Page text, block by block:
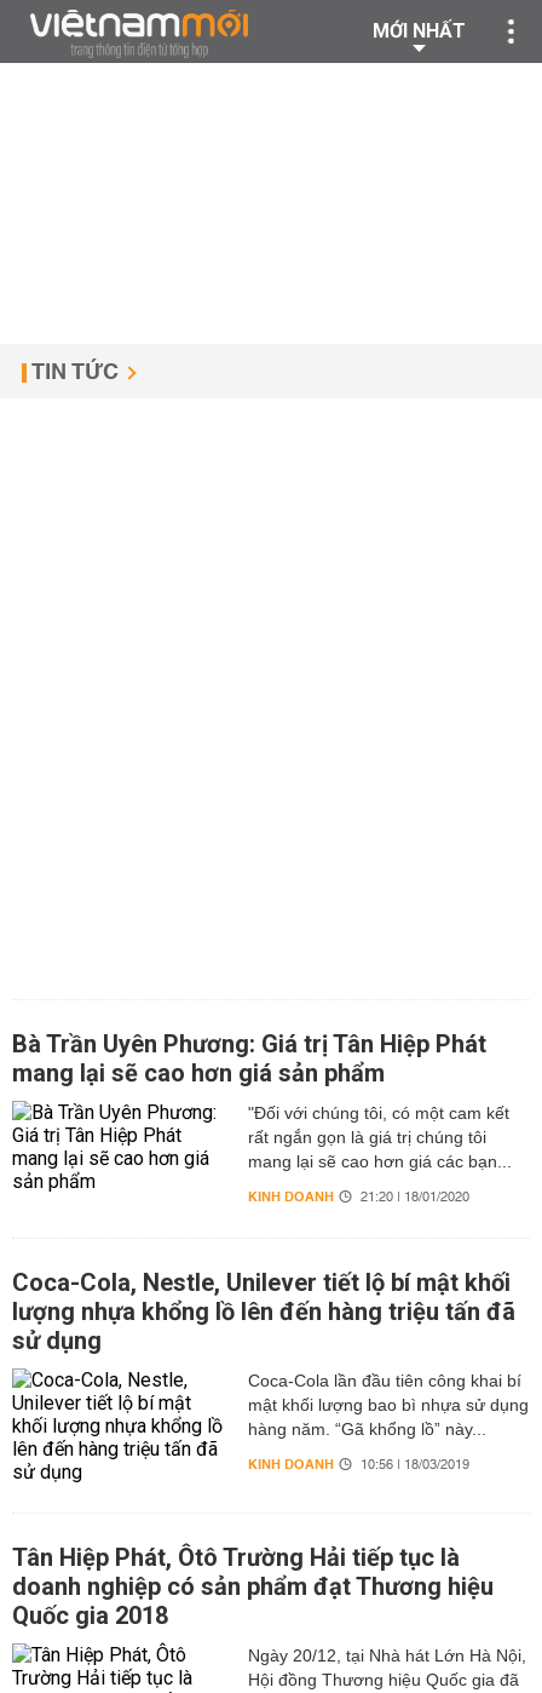
MỚI NHẤT
TIN TỨC
Bà Trần Uyên Phương: Giá trị Tân Hiệp Phát
mang lại sẽ cao hơn giá sản phẩm
"Đối với chúng tôi, có một cam kết
rất ngắn gọn là giá trị chúng tôi
mang lại sẽ cao hơn giá các bạn...
KINH DOANH 21:20 | 18/01/2020
Coca-Cola, Nestle, Unilever tiết lộ bí mật khối
lượng nhựa khổng lồ lên đến hàng triệu tấn đã
sử dụng
Coca-Cola lần đầu tiên công khai bí
mật khối lượng bao bì nhựa sử dụng
hàng năm. “Gã khổng lồ” này...
KINH DOANH 10:56 | 18/03/2019
Tân Hiệp Phát, Ôtô Trường Hải tiếp tục là
doanh nghiệp có sản phẩm đạt Thương hiệu
Quốc gia 2018
Ngày 20/12, tại Nhà hát Lớn Hà Nội,
Hội đồng Thương hiệu Quốc gia đã